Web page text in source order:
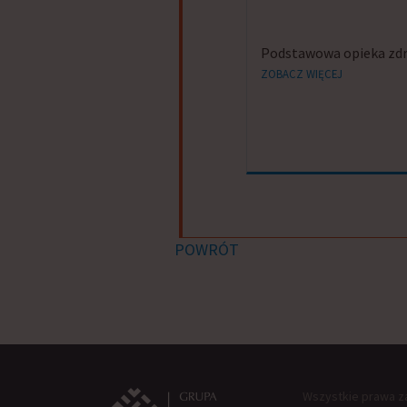
Podstawowa opieka
ZOBACZ WIĘCEJ
POWRÓT